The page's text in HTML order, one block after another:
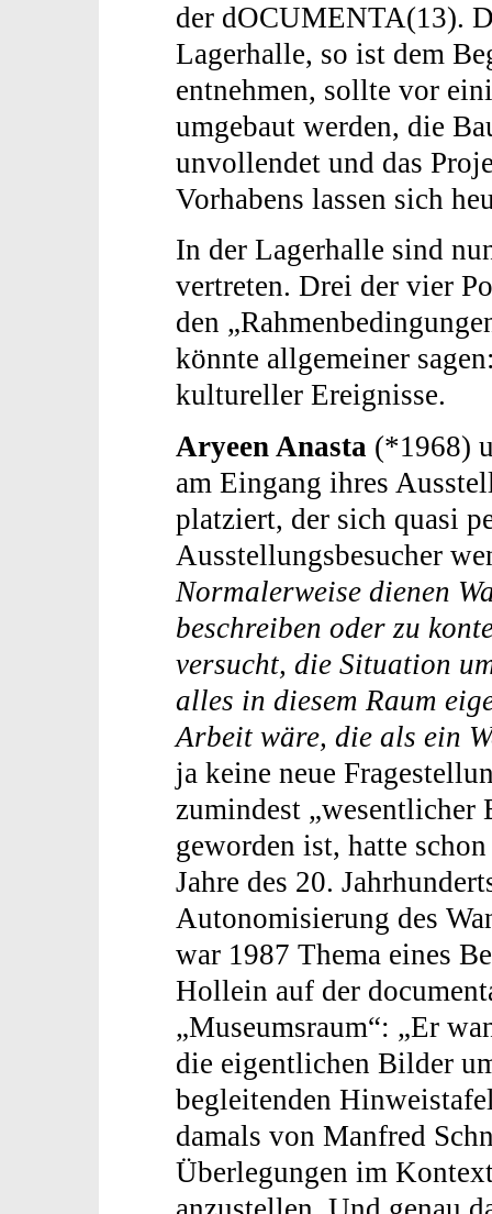
der dOCUMENTA(13).
Lagerhalle, so ist dem
entnehmen, sollte vor
umgebaut werden, die
unvollendet und das
Vorhabens lassen sich
In der Lagerhalle sind
vertreten. Drei der vier
den
könnte allgemeiner
kultureller Ereignisse.
Aryeen Anasta (*1968)
am Eingang ihres
platziert, der sich quasi
Ausstellungsbesucher
Normalerweise dienen
beschreiben oder zu
versucht, die Situation
alles in diesem Raum
Arbeit wäre, die als ein
ja keine neue
zumindest „wesentlicher
geworden ist, hatte
Jahre des 20.
Autonomisierung des
war 1987 Thema eines
Hollein auf der
„Museumsraum“: „Er
die eigentlichen Bilder
begleitenden
damals von Manfred
Überlegungen im